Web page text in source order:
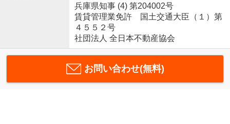
兵庫県知事 (4) 第204002号
賃貸管理業免許 国土交通大臣（１）第
４５５２号
社団法人 全日本不動産協会
お問い合わせ(無料)